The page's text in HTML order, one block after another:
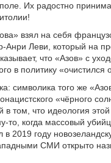
Их радостно
взял на себя
Анри Леви, который на
что «Азов» с
в политику «очистился
символика того же
«чёрного
в том, что идеология
то, когда массовый
в 2019 году
СМИ открыто